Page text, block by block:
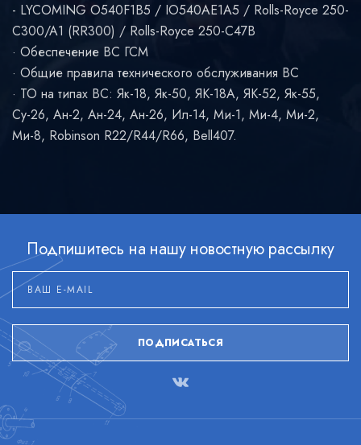
- LYCOMING O540F1B5 / IO540AE1A5 / Rolls-Royce 250-
C300/A1 (RR300) / Rolls-Royce 250-С47B
Обеспечение ВС ГСМ
Общие правила технического обслуживания ВС
ТО на типах ВС: Як-18, Як-50, ЯК-18А, ЯК-52, Як-55,
Су-26, Ан-2, Ан-24, Ан-26, Ил-14, Ми-1, Ми-4, Ми-2,
Ми-8, Robinson R22/R44/R66, Bell407.
Подпишитесь на нашу новостную рассылку
ПОДПИСАТЬСЯ